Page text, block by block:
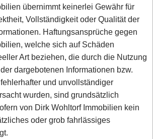
übernimmt keinerlei Gewähr für
Vollständigkeit oder Qualität der
Haftungsansprüche gegen
welche sich auf Schäden
Art beziehen, die durch die Nutzung
dargebotenen Informationen bzw.
und unvollständiger
wurden, sind grundsätzlich
von Dirk Wohltorf Immobilien kein
oder grob fahrlässiges